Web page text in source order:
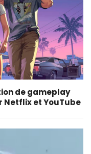
de gameplay
Netflix et YouTube